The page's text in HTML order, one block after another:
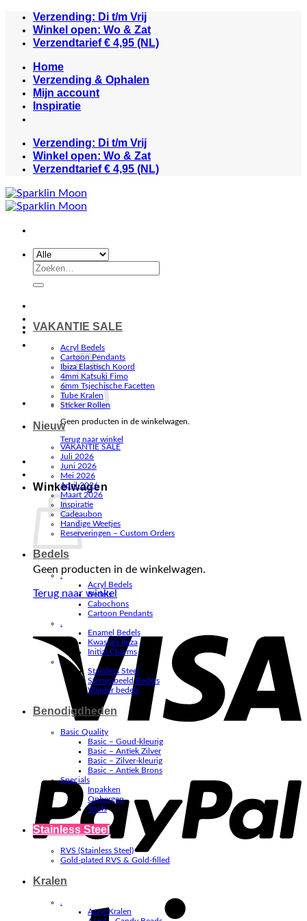
naar
inhoud
Verzending: Di t/m Vrij
Winkel open: Wo & Zat
Verzendtarief € 4,95 (NL)
Home
Verzending & Ophalen
Mijn account
Inspiratie
Verzending: Di t/m Vrij
Winkel open: Wo & Zat
Verzendtarief € 4,95 (NL)
Zoeken
Geen producten in de winkelwagen.
Terug naar winkel
Winkelwagen
Geen producten in de winkelwagen.
Terug naar winkel
VAKANTIE SALE
Acryl Bedels
Cartoon Pendants
Ibiza Elastisch Koord
4mm Katsuki Fimo
6mm Tsjechische Facetten
Tube Kralen
Sticker Rollen
Nieuw
VAKANTIE SALE
Juli 2026
Juni 2026
Mei 2026
April 2026
Maart 2026
Inspiratie
Cadeaubon
Handige Weetjes
Reserveringen – Custom Orders
Bedels
.
Acryl Bedels
Bedels
Cabochons
Cartoon Pendants
.
Enamel Bedels
Kwastjes Ibiza
Initial Charms
.
Stainless Steel
Sterrenbeeld Bedels
Vlinder bedels
Benodigdheden
Basic Quality
Basic – Goud-kleurig
Basic – Antiek Zilver
Basic – Zilver-kleurig
Basic – Antiek Brons
Specials
Inpakken
Opbergen
Tools
Stainless Steel
RVS (Stainless Steel)
Gold-plated RVS & Gold-filled
Kralen
.
Acryl Kralen